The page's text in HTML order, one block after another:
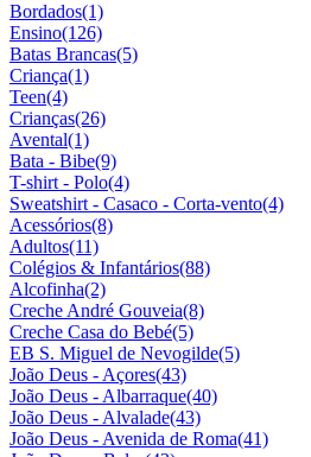
Bordados(1)
Ensino(126)
Batas Brancas(5)
Criança(1)
Teen(4)
Crianças(26)
Avental(1)
Bata - Bibe(9)
T-shirt - Polo(4)
Sweatshirt - Casaco - Corta-vento(4)
Acessórios(8)
Adultos(11)
Colégios & Infantários(88)
Alcofinha(2)
Creche André Gouveia(8)
Creche Casa do Bebé(5)
EB S. Miguel de Nevogilde(5)
João Deus - Açores(43)
João Deus - Albarraque(40)
João Deus - Alvalade(43)
João Deus - Avenida de Roma(41)